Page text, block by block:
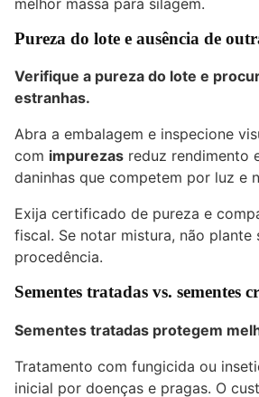
Pureza do lote e ausência de
Verifique a pureza do lote e
estranhas.
Abra a embalagem e inspecione
com impurezas reduz rendimento
daninhas que competem por luz e
Exija certificado de pureza e
fiscal. Se notar mistura, não plante
procedência.
Sementes tratadas vs. sementes
Sementes tratadas protegem
Tratamento com fungicida ou
inicial por doenças e pragas. O